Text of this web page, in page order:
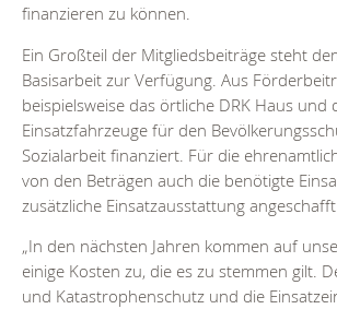
finanzieren zu können.
Ein Großteil der Mitgliedsbeiträge steht
Basisarbeit zur Verfügung. Aus
beispielsweise das örtliche DRK Haus und
Einsatzfahrzeuge für den
Sozialarbeit finanziert. Für die
von den Beträgen auch die benötigte
zusätzliche Einsatzausstattung angeschafft.
„In den nächsten Jahren kommen auf
einige Kosten zu, die es zu stemmen gilt.
und Katastrophenschutz und die